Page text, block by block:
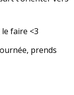
faire <3
prends